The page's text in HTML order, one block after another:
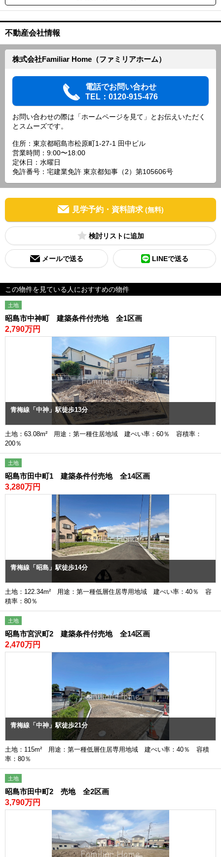
不動産会社情報
株式会社Familiar Home（ファミリアホーム）
電話でお問い合わせ
TEL：0120-915-476
お問い合わせの際は「ホームページを見て」とお伝えいただく
とスムーズです。
住所：東京都昭島市松原町1-27-1 田中ビル
営業時間：9:00〜18:00
定休日：水曜日
免許番号：宅建業免許 東京都知事（2）第105606号
見学予約・資料請求 (無料)
検討リスト
メールで送る LINEで送る
この物件を見ている人におすすめの物件
土地
昭島市中神町 建築条件付売地 全1区画
2,790万円
青梅線「中神」駅徒歩13分
土地：63.08m² 用途：第一種住居地域 建ぺい率：60％ 容積率：
200％
土地
昭島市田中町1 建築条件付売地 全14区画
3,280万円
青梅線「昭島」駅徒歩14分
土地：122.34m² 用途：第一種低層住居専用地域 建ぺい率：40％ 容
積率：80％
土地
昭島市宮沢町2 建築条件付売地 全14区画
2,470万円
青梅線「中神」駅徒歩21分
土地：115m² 用途：第一種低層住居専用地域 建ぺい率：40％ 容積
率：80％
土地
昭島市田中町2 売地 全2区画
3,790万円